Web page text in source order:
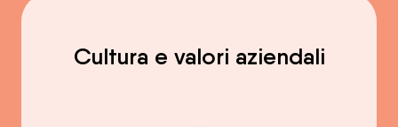
Cultura e valori aziendali